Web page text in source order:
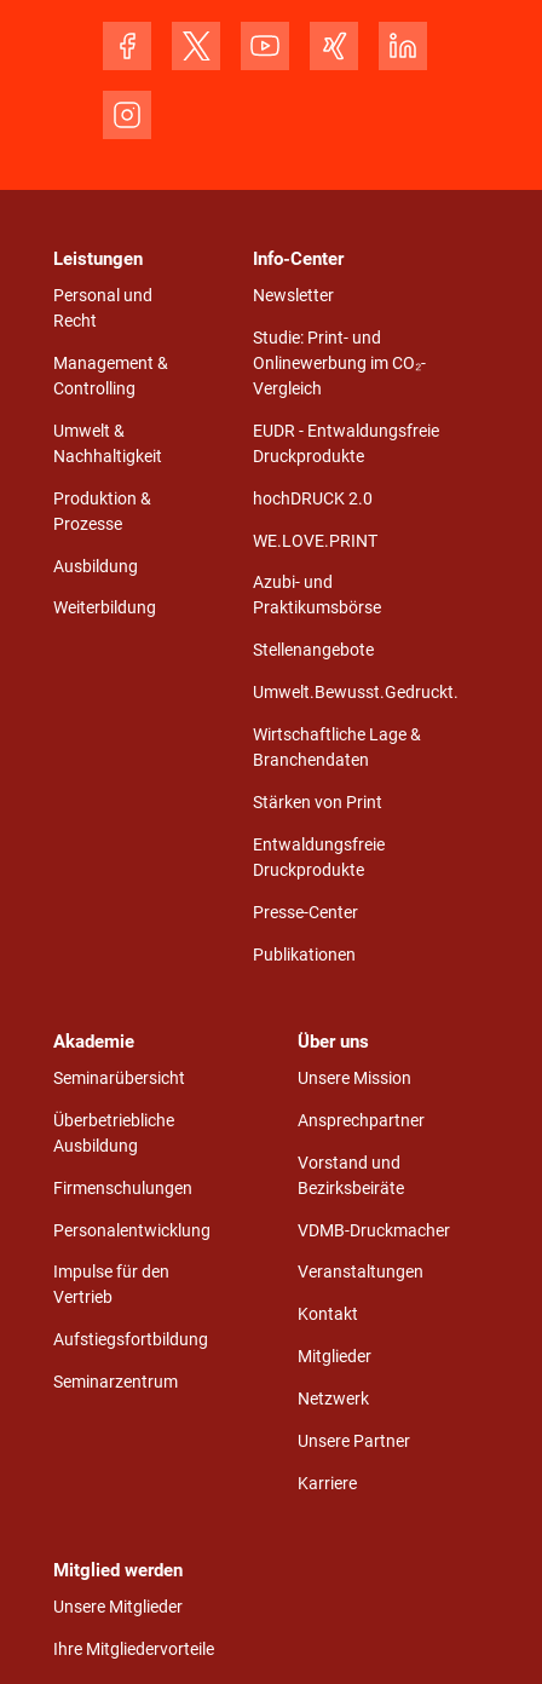
Leistungen
Personal und
Recht
Management &
Controlling
Umwelt &
Nachhaltigkeit
Produktion &
Prozesse
Ausbildung
Weiterbildung
Info-Center
Newsletter
Studie: Print- und
Onlinewerbung im CO₂-
Vergleich
EUDR - Entwaldungsfreie
Druckprodukte
hochDRUCK 2.0
WE.LOVE.PRINT
Azubi- und
Praktikumsbörse
Stellenangebote
Umwelt.Bewusst.Gedruckt.
Wirtschaftliche Lage &
Branchendaten
Stärken von Print
Entwaldungsfreie
Druckprodukte
Presse-Center
Publikationen
Akademie
Seminarübersicht
Überbetriebliche
Ausbildung
Firmenschulungen
Personalentwicklung
Impulse für den
Vertrieb
Aufstiegsfortbildung
Seminarzentrum
Über uns
Unsere Mission
Ansprechpartner
Vorstand und
Bezirksbeiräte
VDMB-Druckmacher
Veranstaltungen
Kontakt
Mitglieder
Netzwerk
Unsere Partner
Karriere
Mitglied werden
Unsere Mitglieder
Ihre Mitgliedervorteile